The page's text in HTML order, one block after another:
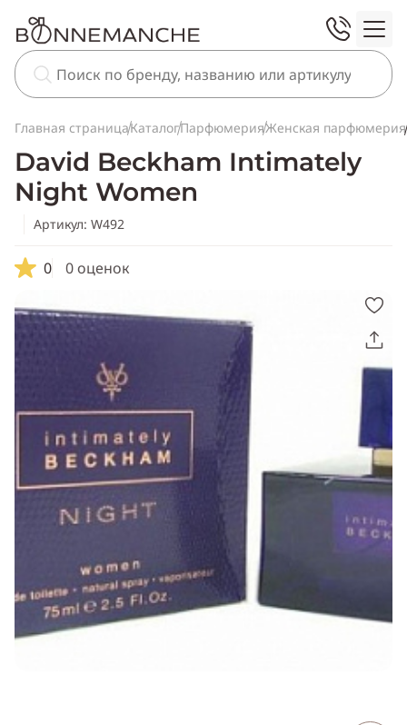
Главная страницаКаталогПарфюмерияЖенская парфюмерия
David Beckham Intimately
Night Women
Артикул: W492
0 0 оценок
WhatsApp
Одноклассники